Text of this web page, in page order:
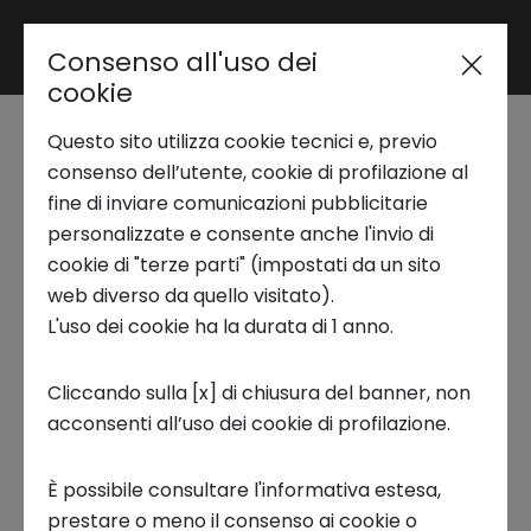
Area riservata
Trend Analysis
Applied Research
Startup Development
Business Transformation
Ecosystem enabling
ALPITOUR WORLD
Gianluca di Donato - Head Of
Corporate Innovation
Gianluca Di Donato
Innovation di Alpitour World , impresa partner
strategico dell’Open Innovationper la sua
divisione. Nel video, Gianluca spiega come il
Consenso all'uso dei
cookie
Questo sito utilizza cookie tecnici e, previo
consenso dell’utente, cookie di profilazione al
fine di inviare comunicazioni pubblicitarie
personalizzate e consente anche l'invio di
cookie di "terze parti" (impostati da un sito
web diverso da quello visitato).
L'uso dei cookie ha la durata di 1 anno.
Cliccando sulla [x] di chiusura del banner, non
acconsenti all’uso dei cookie di profilazione.
È possibile consultare l'informativa estesa,
prestare o meno il consenso ai cookie o